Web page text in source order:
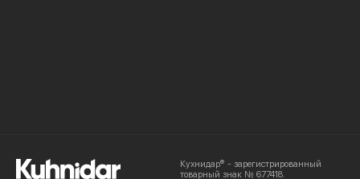
Кухнидар® - зарегистрированный
товарный знак № 677418.